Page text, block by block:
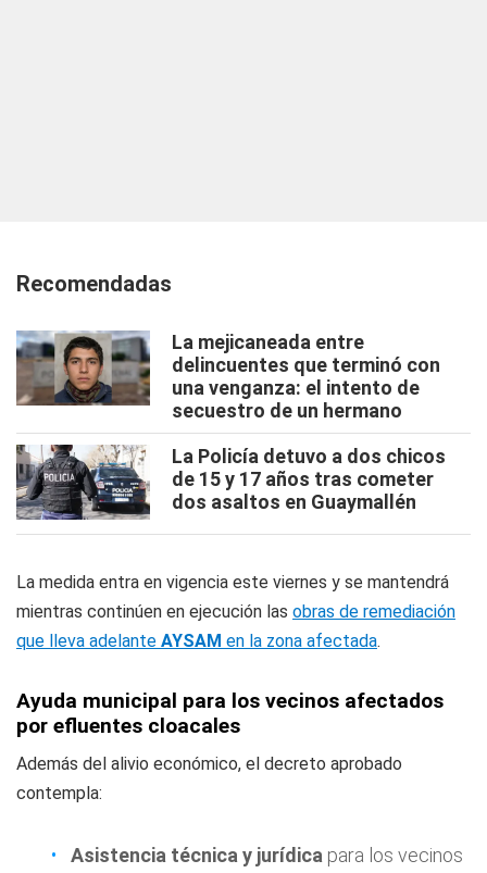
Recomendadas
La mejicaneada entre
delincuentes que terminó con
una venganza: el intento de
secuestro de un hermano
La Policía detuvo a dos chicos
de 15 y 17 años tras cometer
dos asaltos en Guaymallén
La medida entra en vigencia este viernes y se mantendrá
mientras continúen en ejecución las obras de remediación
que lleva adelante AYSAM en la zona afectada.
Ayuda municipal para los vecinos afectados
por efluentes cloacales
Además del alivio económico, el decreto aprobado
contempla:
Asistencia técnica y jurídica para los vecinos